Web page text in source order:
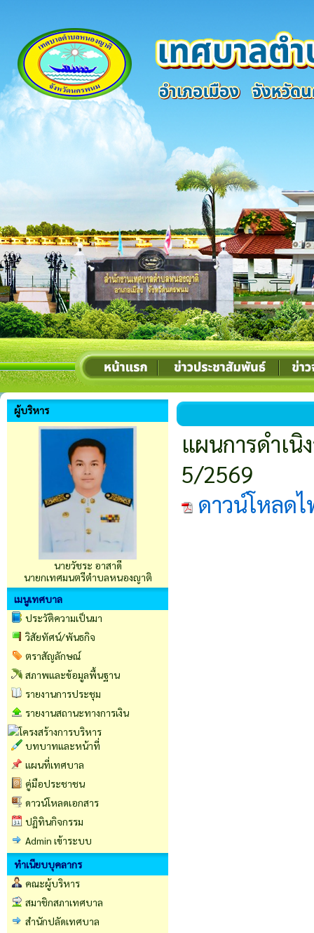
ผู้บริหาร
นายวัชระ อาสาดี
นายกเทศมนตรีตำบลหนองญาติ
เมนูเทศบาล
ประวัติความเป็นมา
วิสัยทัศน์/พันธกิจ
ตราสัญลักษณ์
สภาพและข้อมูลพื้นฐาน
รายงานการประชุม
รายงานสถานะทางการเงิน
บทบาทและหน้าที่
แผนที่เทศบาล
คู่มือประชาชน
ดาวน์โหลดเอกสาร
ปฏิทินกิจกรรม
Admin เข้าระบบ
ทำเนียบบุคลากร
คณะผู้บริหาร
สมาชิกสภาเทศบาล
สำนักปลัดเทศบาล
แผนการดำเ
5/2569
ดาวน์โหลด